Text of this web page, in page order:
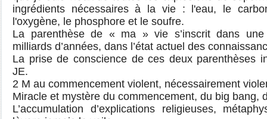
ingrédients nécessaires à la vie : l'eau, le
l'oxygène, le phosphore et le soufre.
La parenthèse de « ma » vie s’inscrit dans une
milliards d’années, dans l’état actuel des
La prise de conscience de ces deux parenthèses
JE.
2 M au commencement violent, nécessairement
Miracle et mystère du commencement, du big bang,
L’accumulation d’explications religieuses,